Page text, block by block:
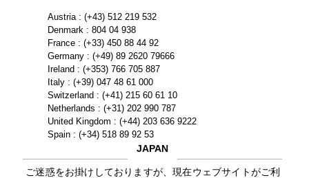
Austria : (+43) 512 219 532
Denmark : 804 04 938
France : (+33) 450 88 44 92
Germany : (+49) 89 2620 79666
Ireland : (+353) 766 705 887
Italy : (+39) 047 48 61 000
Switzerland : (+41) 215 60 61 10
Netherlands : (+31) 202 990 787
United Kingdom : (+44) 203 636 9222
Spain : (+34) 518 89 92 53
JAPAN
ご迷惑をお掛けしておりますが、現在ウェブサイトがご利